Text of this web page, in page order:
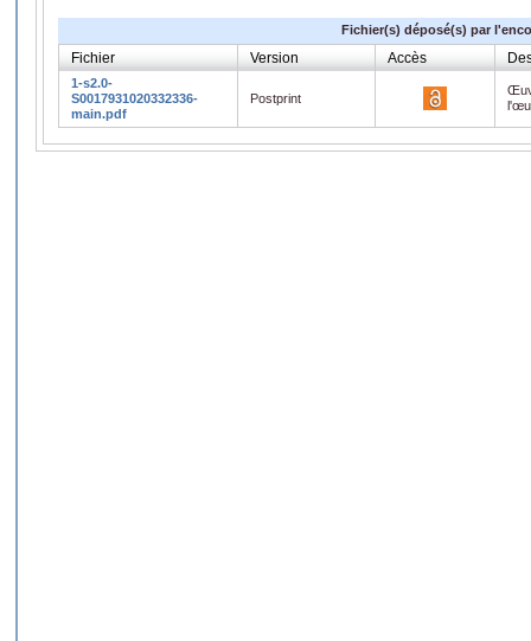
Fichier(s) déposé(s) par
Fichier Version Accès
1-s2.0-
S0017931020332336-
main.pdf
Postprint